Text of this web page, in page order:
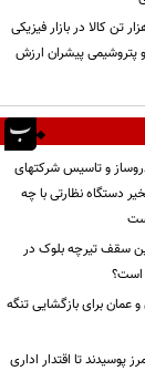
بیش از ۴۱۳ هزار تن کالا در بازار فیزیکی
پتروشیمی پیشران ارزش
و تاسیس شرکتهای
دستگاه نظارتی با چه
سقف تیرچه بلوک در
است؟
عمان برای بازگشایی تنگه
پوسیدند تا اقتدار اداری